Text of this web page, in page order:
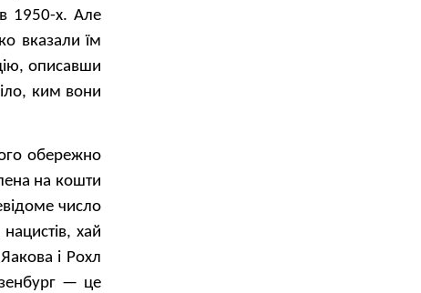
в 1950-х. Але
вказали їм
описавши
ким вони
обережно
на кошти
число
хай
і Рохл
— це